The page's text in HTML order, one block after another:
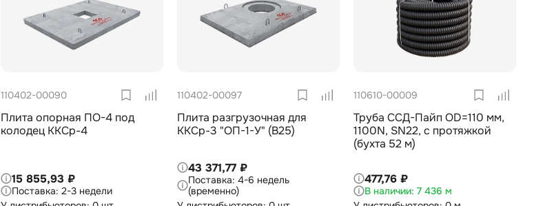
110402-00090
Плита опорная ПО-4 под
колодец ККСр-4
15 855,93 ₽
2-3 недели
110402-00097
Плита разгрузочная для
ККСр-3 "ОП-1-У" (В25)
43 371,77 ₽
4-6 недель
(временно)
110610-00009
Труба ССД-Пайп OD=110 мм,
1100N, SN22, с протяжкой
(бухта 52 м)
477,76 ₽
7 436 м